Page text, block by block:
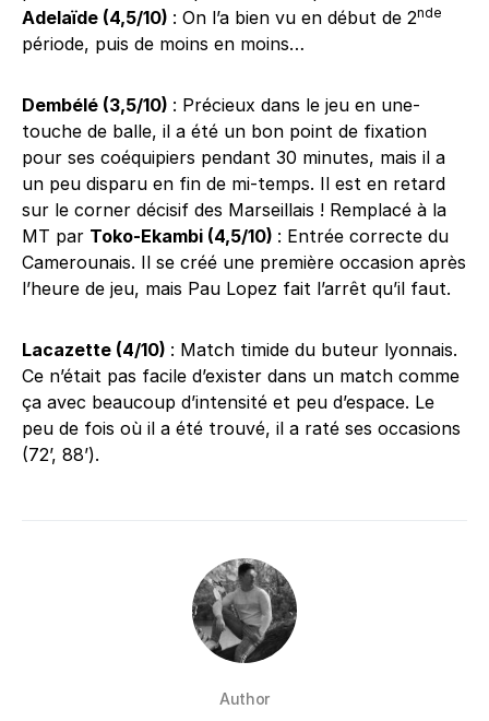
Adelaïde (4,5/10) : On l’a bien vu en début de 2nde
période, puis de moins en moins…
Dembélé (3,5/10) : Précieux dans le jeu en une-
touche de balle, il a été un bon point de fixation
pour ses coéquipiers pendant 30 minutes, mais il a
un peu disparu en fin de mi-temps. Il est en retard
sur le corner décisif des Marseillais ! Remplacé à la
MT par Toko-Ekambi (4,5/10) : Entrée correcte du
Camerounais. Il se créé une première occasion après
l’heure de jeu, mais Pau Lopez fait l’arrêt qu’il faut.
Lacazette (4/10) : Match timide du buteur lyonnais.
Ce n’était pas facile d’exister dans un match comme
ça avec beaucoup d’intensité et peu d’espace. Le
peu de fois où il a été trouvé, il a raté ses occasions
(72’, 88’).
Author